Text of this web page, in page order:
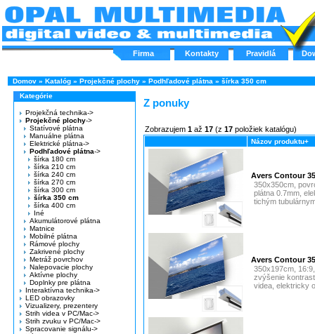
Firma Kontakty Pravidlá
Domov » Katalóg » Projekčné plochy » Podhľadové plátna » šírka 350 cm
Kategórie
Projekčná technika->
Projekčné plochy->
Statívové plátna
Manuálne plátna
Elektrické plátna->
Podhľadové plátna->
šírka 180 cm
šírka 210 cm
šírka 240 cm
šírka 270 cm
šírka 300 cm
šírka 350 cm
šírka 400 cm
Iné
Akumulátorové plátna
Matnice
Mobilné plátna
Rámové plochy
Zakrivené plochy
Metráž povrchov
Nalepovacie plochy
Aktívne plochy
Doplnky pre plátna
Interaktívna technika->
LED obrazovky
Vizualizery, prezentery
Strih videa v PC/Mac->
Strih zvuku v PC/Mac->
Spracovanie signálu->
Z ponuky
Zobrazujem 1 až 17 (z 17 položiek katalógu)
Názov produktu+
Avers Contour
350x350cm,
plátna 0.7mm,
tichým
Avers Contour
350x197cm,
zvýšenie
videa, elektricky